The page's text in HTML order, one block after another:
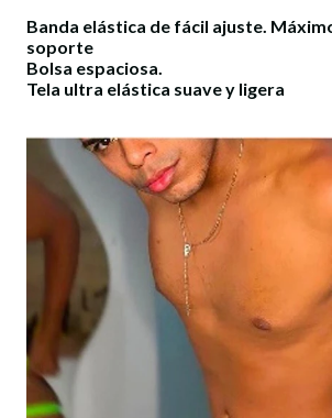
Banda elástica de fácil ajuste.
soporte
Bolsa espaciosa.
Tela ultra elástica suave y ligera